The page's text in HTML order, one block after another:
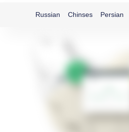
Persian
Chinses
Russian